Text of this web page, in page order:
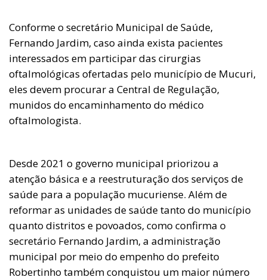
Conforme o secretário Municipal de Saúde,
Fernando Jardim, caso ainda exista pacientes
interessados em participar das cirurgias
oftalmológicas ofertadas pelo município de Mucuri,
eles devem procurar a Central de Regulação,
munidos do encaminhamento do médico
oftalmologista.
Desde 2021 o governo municipal priorizou a
atenção básica e a reestruturação dos serviços de
saúde para a população mucuriense. Além de
reformar as unidades de saúde tanto do município
quanto distritos e povoados, como confirma o
secretário Fernando Jardim, a administração
municipal por meio do empenho do prefeito
Robertinho também conquistou um maior número